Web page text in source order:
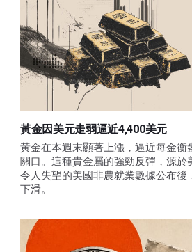
黃金因美元走弱逼近4,400美元
黃金在本週末顯著上漲，逼近每金衡
關口。這種貴金屬的強勁反彈，源於
令人失望的美國非農就業數據公布後
下滑。